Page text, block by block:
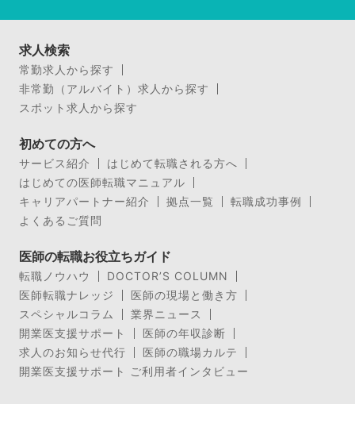
求人検索
常勤求人から探す
非常勤（アルバイト）求人から探す
スポット求人から探す
初めての方へ
サービス紹介
はじめて転職される方へ
はじめての医師転職マニュアル
キャリアパートナー紹介
拠点一覧
転職成功事例
よくあるご質問
医師の転職お役立ちガイド
転職ノウハウ
DOCTOR’S COLUMN
医師転職ナレッジ
医師の現場と働き方
スペシャルコラム
業界ニュース
開業医支援サポート
医師の年収診断
求人のお知らせ代行
医師の職場カルテ
開業医支援サポート ご利用者インタビュー